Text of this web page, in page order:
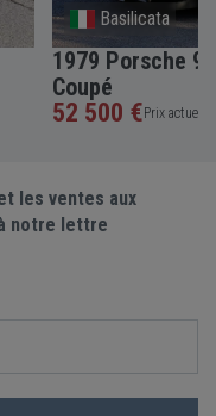
Basilicata
1979 Porsche
Coupé
52 500 €Prix actuel •
les ventes aux
notre lettre